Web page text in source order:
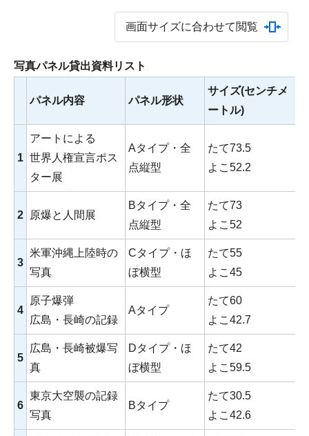
画面サイズに合わせて閲覧
写真パネル貸出資料リスト
パネル内容 パネル形状
サイズ(センチメ
ートル)
1
アートによる
世界人権宣言ポス
ター展
Aタイプ・全
点縦型
たて73.5
よこ52.2
2 原爆と人間展
Bタイプ・全
点縦型
たて73
よこ52
3
米軍沖縄上陸時の
写真
Cタイプ・ほ
ぼ横型
たて55
よこ45
4
原子爆弾
広島・長崎の記録
Aタイプ
たて60
よこ42.7
5
広島・長崎被爆写
真
Dタイプ・ほ
ぼ横型
たて42
よこ59.5
6
東京大空襲の記録
写真
Bタイプ
たて30.5
よこ42.6